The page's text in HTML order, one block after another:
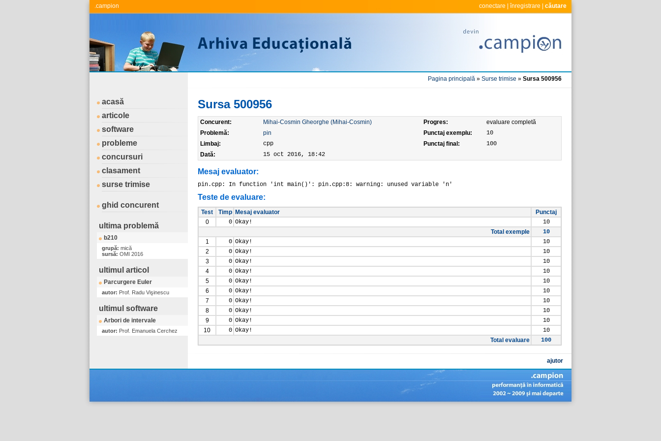
.campion conectare înregistrare căutare
Pagina principală » Surse trimise » Sursa 500956
acasă
articole
software
probleme
concursuri
clasament
surse trimise
ghid concurent
ultima problemă
b210
grupă: mică
sursă: OMI 2016
ultimul articol
Parcurgere Euler
autor: Prof. Radu Vişinescu
ultimul software
Arbori de intervale
autor: Prof. Emanuela Cerchez
Sursa 500956
Concurent: Mihai-Cosmin Gheorghe (Mihai-Cosmin) Progres:
evaluare completă
Problemă:
pin Punctaj exemplu:
10
Limbaj:
cpp Punctaj final:
100
Dată:
15 oct 2016, 18:42
Mesaj evaluator:
pin.cpp: In function 'int main()': pin.cpp:8: warning: unused variable 'n'
Teste de evaluare:
Test Timp Mesaj evaluator
Punctaj
0
0 Okay!
10
Total exemple
10
1
0 Okay!
10
2
0 Okay!
10
3
0 Okay!
10
4
0 Okay!
10
5
0 Okay!
10
6
0 Okay!
10
7
0 Okay!
10
8
0 Okay!
10
9
0 Okay!
10
10
0 Okay!
10
Total evaluare
100
ajutor